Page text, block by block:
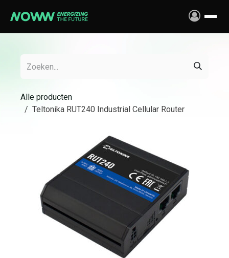
Alle producten
Teltonika RUT240 Industrial Cellular Router